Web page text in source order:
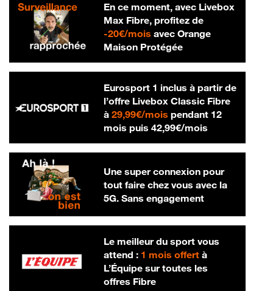
En ce moment, avec Livebox
Max Fibre, profitez de
-20€/mois20 € par mois
avec Orange
Maison Protégée
Eurosport 1 inclus à partir de
l’offre Livebox Classic Fibre
à 29,99€/mois29,99 € par mois
pendant 12
mois puis 42,99€/mois42,99 € par
Une super connexion pour
tout faire chez vous avec la
5G. Sans engagement
Le meilleur du sport vous
attend : 1 mois offertà
L’Équipe sur toutes les
offres Fibre